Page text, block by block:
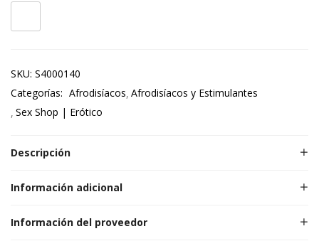
SKU: S4000140
Categorías: Afrodisíacos Afrodisíacos y Estimulantes
Sex Shop | Erótico
Descripción
Información adicional
Información del proveedor